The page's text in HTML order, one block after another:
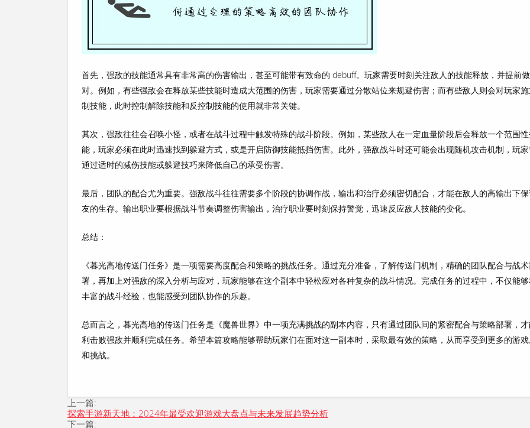
首先，强敌的技能通常具有非常高的伤害输出，甚至可能带有致命的 debuff。玩家需要时刻关注敌人的技能释放，并提前
对。例如，有些强敌会在释放某些技能时造成大范围的伤害，玩家需要通过分散站位来规避伤害；而有些敌人则会对玩家
制技能，此时控制解除技能和反控制技能的使用就非常关键。
其次，强敌往往会召唤小怪，或者在战斗过程中触发特殊的战斗阶段。例如，某些敌人在一定血量阶段后会释放一个范围
能，玩家必须在此时迅速找到躲避方式，或是开启防御技能抵挡伤害。此外，强敌战斗时还可能会出现随机攻击机制，玩
通过适时的减伤技能或躲避技巧来降低自己的承受伤害。
最后，团队的配合尤为重要。强敌战斗往往需要多个阶段的协调作战，输出和治疗必须密切配合，才能在敌人的高输出下
友的生存。输出职业要根据战斗节奏调整伤害输出，治疗职业要时刻保持警觉，迅速反应敌人技能的变化。
总结：
《暮光高地传送门任务》是一项需要高度配合和策略的挑战任务。通过充分准备，了解传送门机制，精确的团队配合与战
署，再加上对强敌的深入分析与应对，玩家能够在这个副本中轻松应对各种复杂的战斗情况。完成任务的过程中，不仅能
丰富的战斗经验，也能感受到团队协作的乐趣。
总而言之，暮光高地的传送门任务是《魔兽世界》中一项充满挑战的副本内容，只有通过团队间的紧密配合与策略部署，
利击败强敌并顺利完成任务。希望本篇攻略能够帮助玩家们在面对这一副本时，采取最有效的策略，从而享受到更多的游
和挑战。
上一篇:
探索手游新天地：2024年最受欢迎游戏大盘点与未来发展趋势分析
下一篇: